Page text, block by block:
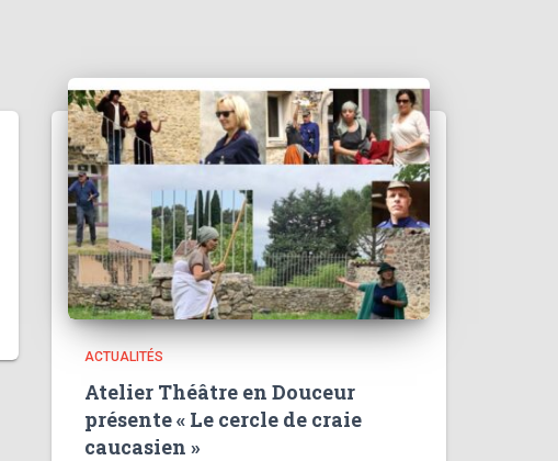
ACTUALITÉS
Atelier Théâtre en Douceur
présente « Le cercle de craie
caucasien »